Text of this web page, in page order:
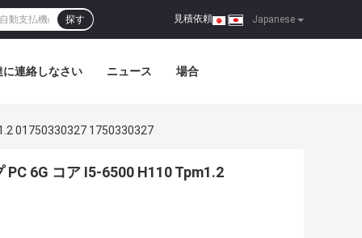
Japanese
見積依頼 |
探す
に連絡しなさい ニュース 場合
01750330327 1750330327
6G コア I5-6500 H110 Tpm1.2